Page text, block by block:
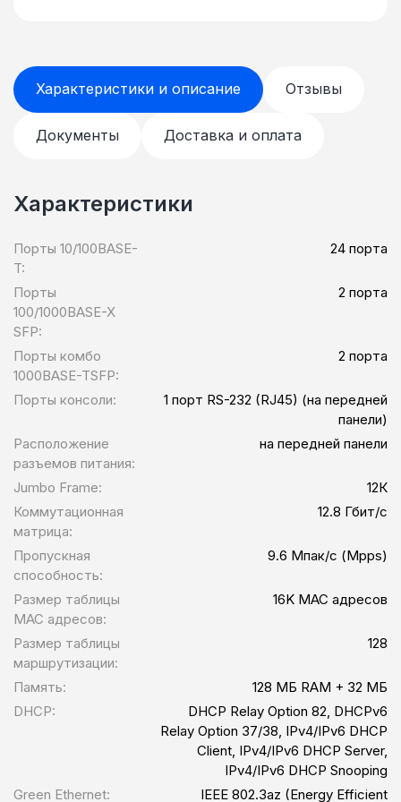
заказа, размещённой на сайте.
Характеристики и описание Отзывы
Документы Доставка и оплата
Характеристики
Порты 10/100BASE-
T:
24 порта
Порты
100/1000BASE-X
SFP:
2 порта
Порты комбо
1000BASE-TSFP:
2 порта
Порты консоли:
1 порт RS-232 (RJ45) (на передней
панели)
Расположение
разъемов питания:
на передней панели
Jumbo Frame:
12К
Коммутационная
матрица:
12.8 Гбит/с
Пропускная
способность:
9.6 Мпак/с (Mpps)
Размер таблицы
MAC адресов:
16K MAC адресов
Размер таблицы
маршрутизации:
128
Память:
128 МБ RAM + 32 МБ
DHCP:
DHCP Relay Option 82, DHCPv6
Relay Option 37/38, IPv4/IPv6 DHCP
Client, IPv4/IPv6 DHCP Server,
IPv4/IPv6 DHCP Snooping
Green Ethernet:
IEEE 802.3az (Energy Efficient